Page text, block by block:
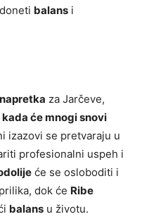
balans i
za Jarčeve,
će mnogi snovi
izazovi se pretvaraju u
profesionalni uspeh i
će se osloboditi i
dok će Ribe
balans u životu.